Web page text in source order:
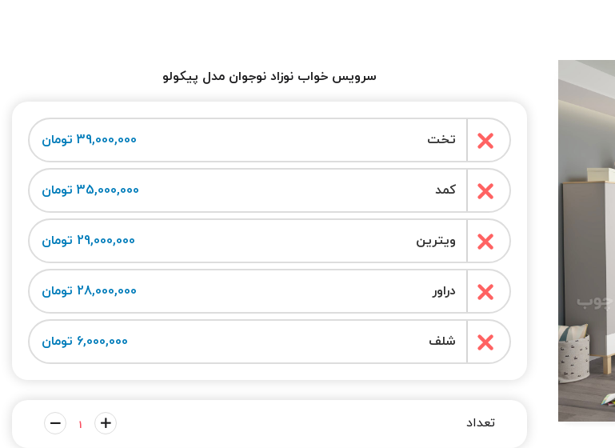
سرویس خواب نوزاد نوجوان مدل پیکولو
تخت 39,000,000 تومان
کمد 35,000,000 تومان
ویترین 29,000,000 تومان
دراور 28,000,000 تومان
شلف 6,000,000 تومان